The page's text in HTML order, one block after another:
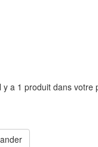
y a 1 produit dans votre